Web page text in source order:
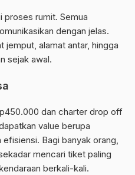
proses rumit. Semua
dengan jelas.
jemput, alamat antar, hingga
sejak awal.
dan charter drop off
value berupa
Bagi banyak orang,
mencari tiket paling
berkali-kali.